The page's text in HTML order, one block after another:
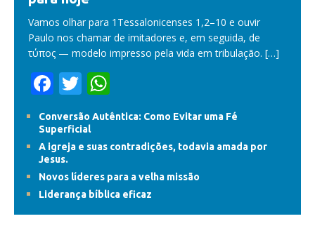
Vamos olhar para 1Tessalonicenses 1,2–10 e ouvir
Paulo nos chamar de imitadores e, em seguida, de
τύπος — modelo impresso pela vida em tribulação. […]
F
e
b
o
o
k
T
w
itt
er
h
at
s
A
p
p
Conversão Autêntica: Como Evitar uma Fé
Superficial
A igreja e suas contradições, todavia amada por
Jesus.
Novos líderes para a velha missão
Liderança bíblica eficaz